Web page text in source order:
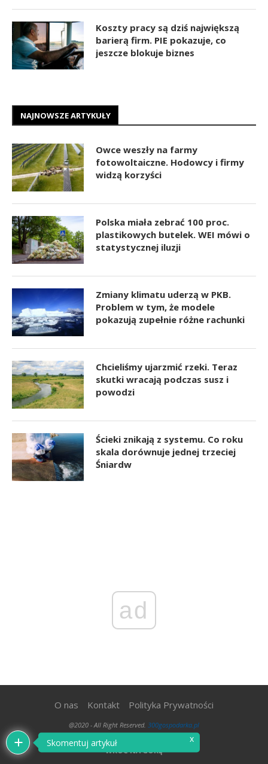
Koszty pracy są dziś największą
barierą firm. PIE pokazuje, co
jeszcze blokuje biznes
NAJNOWSZE ARTYKUŁY
Owce weszły na farmy
fotowoltaiczne. Hodowcy i firmy
widzą korzyści
Polska miała zebrać 100 proc.
plastikowych butelek. WEI mówi o
statystycznej iluzji
Zmiany klimatu uderzą w PKB.
Problem w tym, że modele
pokazują zupełnie różne rachunki
Chcieliśmy ujarzmić rzeki. Teraz
skutki wracają podczas susz i
powodzi
Ścieki znikają z systemu. Co roku
skala dorównuje jednej trzeciej
Śniardw
ad
O nas Kontakt Polityka Prywatności
@2020 - All Right Reserved. 300gospodarka.pl
WRÓĆ NA GÓRĘ
Skomentuj artykuł x